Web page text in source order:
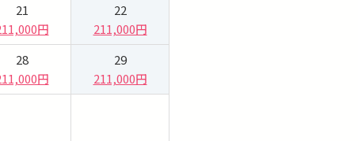
21
円
22
211,000円
28
円
29
211,000円